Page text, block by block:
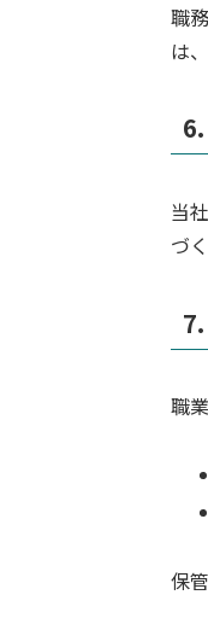
職
は
当
づ
職
保